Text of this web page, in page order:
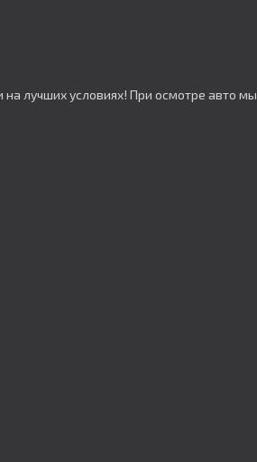
лучших условиях! При осмотре авто мы